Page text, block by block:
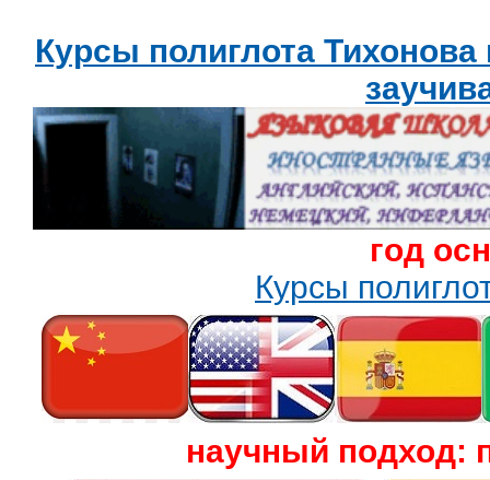
Курсы полиглота
год
Курсы
научный подход: